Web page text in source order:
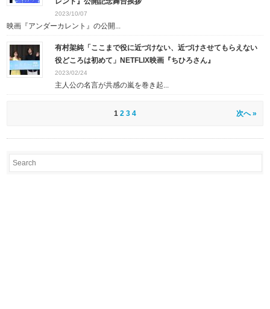
2023/10/07
映画『アンダーカレント』の公開...
有村架純「ここまで役に近づけない、近づけさせてもらえない
役どころは初めて」NETFLIX映画『ちひろさん』
2023/02/24
主人公の名言が共感の嵐を巻き起...
1 2 3 4 次へ »